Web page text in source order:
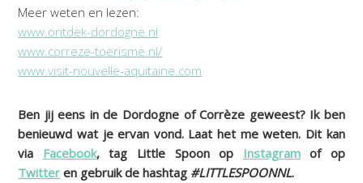
Meer weten en lezen:
www.ontdek-dordogne.nl
www.correze-toerisme.nl/
www.visit-nouvelle-aquitaine.com
Ben jij eens in de Dordogne of Corrèze geweest? Ik ben
benieuwd wat je ervan vond. Laat het me weten. Dit kan
via Facebook, tag Little Spoon op Instagramof op
Twitter en gebruik de hashtag #LITTLESPOONNL.